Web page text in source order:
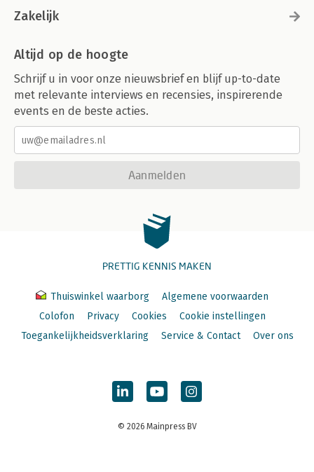
Zakelijk
Altijd op de hoogte
Schrijf u in voor onze nieuwsbrief en blijf up-to-date
met relevante interviews en recensies, inspirerende
events en de beste acties.
Aanmelden
PRETTIG KENNIS MAKEN
Thuiswinkel waarborg
Algemene voorwaarden
Colofon
Privacy Cookies
Cookie instellingen
Toegankelijkheidsverklaring
Service & Contact Over ons
© 2026 Mainpress BV